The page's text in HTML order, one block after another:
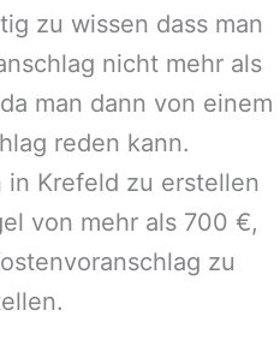
zu wissen dass man
nicht mehr als
man dann von einem
reden kann.
in Krefeld zu erstellen
von mehr als 700 €,
zu